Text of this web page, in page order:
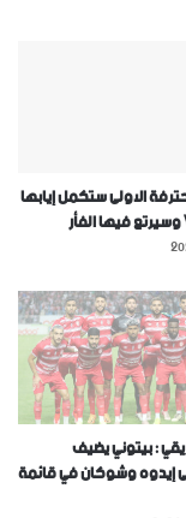
الاولى ستكمل إيابها
: بيتوني يضيف
إيدوه وشوكان في قائمة